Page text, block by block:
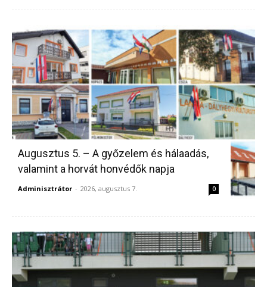
Augusztus 5. – A győzelem és hálaadás,
valamint a horvát honvédők napja
Adminisztrátor - 2026, augusztus 7. 0